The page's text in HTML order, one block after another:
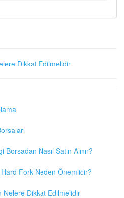
Dikkat Edilmelidir
Nasıl Satın Alınır?
Fork Neden Önemlidir?
Nelere Dikkat Edilmelidir